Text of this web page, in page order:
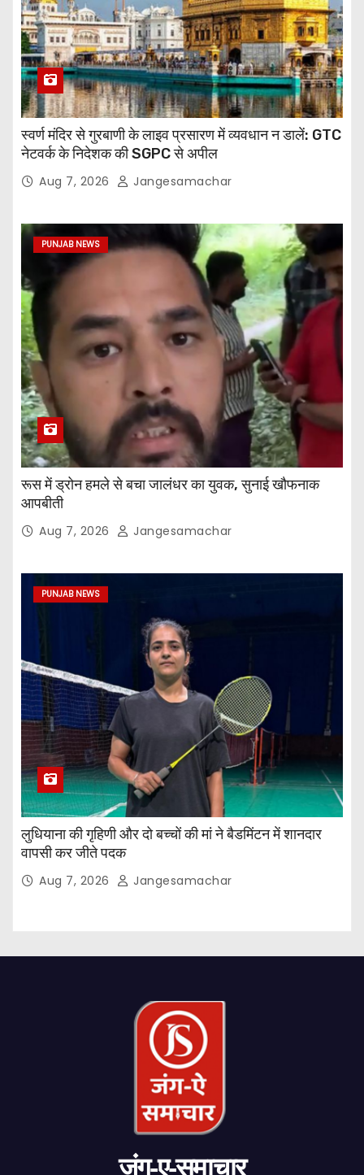
स्वर्ण मंदिर से गुरबाणी के लाइव प्रसारण में व्यवधान न डालें: GTC
नेटवर्क के निदेशक की SGPC से अपील
Aug 7, 2026 Jangesamachar
PUNJAB NEWS
रूस में ड्रोन हमले से बचा जालंधर का युवक, सुनाई खौफनाक
आपबीती
Aug 7, 2026 Jangesamachar
PUNJAB NEWS
लुधियाना की गृहिणी और दो बच्चों की मां ने बैडमिंटन में शानदार
वापसी कर जीते पदक
Aug 7, 2026 Jangesamachar
जंग-ए-समाचार